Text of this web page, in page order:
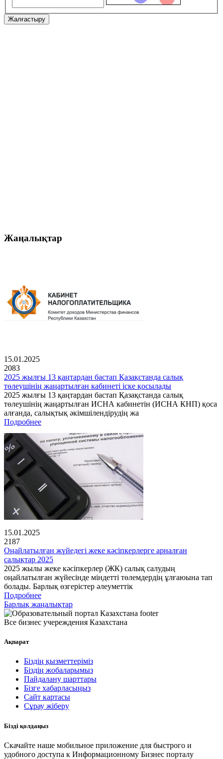
Жалғастыру
Жаңалықтар
15.01.2025
2083
2025 жылғы 13 қаңтардан бастап Қазақстанда салық
төлеушінің жаңартылған кабинеті іске қосылады
2025 жылғы 13 қаңтардан бастап Қазақстанда салық
төлеушінің жаңартылған ИСНА кабинетін (ИСНА КНП) қоса
алғанда, салықтық әкімшілендірудің жа
Подробнее
15.01.2025
2187
Оңайлатылған жүйедегі жеке кәсіпкерлерге арналған
салықтар 2025
2025 жылы жеке кәсіпкерлер (ЖК) салық салудың
оңайлатылған жүйесінде міндетті төлемдердің ұлғаюына тап
болады. Барлық өзгерістер әлеуметтік
Подробнее
Барлық жаңалықтар
Все бизнес учереждения Казахстана
Ақпарат
Біздің қызметтеріміз
Біздің жобаларымыз
Пайдалану шарттары
Бізге хабарласыңыз
Сайт картасы
Сұрау жіберу
Бізді қолдаңыз
Скачайте наше мобильное приложение для быстрого и
удобного доступа к Информационному Бизнес порталу